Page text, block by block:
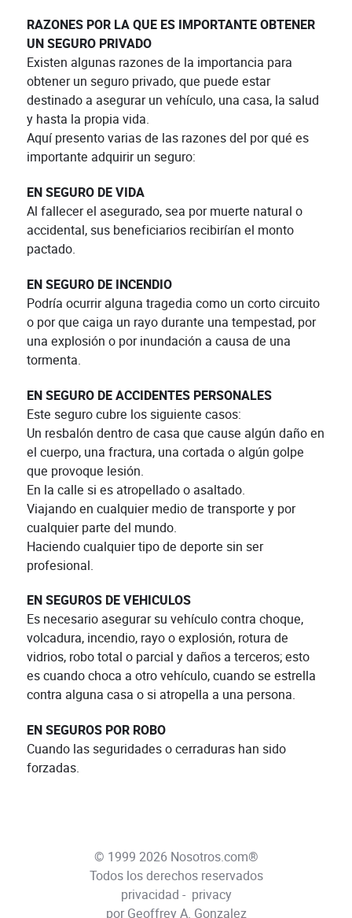
RAZONES POR LA QUE ES IMPORTANTE OBTENER
UN SEGURO PRIVADO
Existen algunas razones de la importancia para
obtener un seguro privado, que puede estar
destinado a asegurar un vehículo, una casa, la salud
y hasta la propia vida.
Aquí presento varias de las razones del por qué es
importante adquirir un seguro:
EN SEGURO DE VIDA
Al fallecer el asegurado, sea por muerte natural o
accidental, sus beneficiarios recibirían el monto
pactado.
EN SEGURO DE INCENDIO
Podría ocurrir alguna tragedia como un corto circuito
o por que caiga un rayo durante una tempestad, por
una explosión o por inundación a causa de una
tormenta.
EN SEGURO DE ACCIDENTES PERSONALES
Este seguro cubre los siguiente casos:
Un resbalón dentro de casa que cause algún daño en
el cuerpo, una fractura, una cortada o algún golpe
que provoque lesión.
En la calle si es atropellado o asaltado.
Viajando en cualquier medio de transporte y por
cualquier parte del mundo.
Haciendo cualquier tipo de deporte sin ser
profesional.
EN SEGUROS DE VEHICULOS
Es necesario asegurar su vehículo contra choque,
volcadura, incendio, rayo o explosión, rotura de
vidrios, robo total o parcial y daños a terceros; esto
es cuando choca a otro vehículo, cuando se estrella
contra alguna casa o si atropella a una persona.
EN SEGUROS POR ROBO
Cuando las seguridades o cerraduras han sido
forzadas.
© 1999 2026 Nosotros.com®
Todos los derechos reservados
privacidad - privacy
por Geoffrey A. Gonzalez